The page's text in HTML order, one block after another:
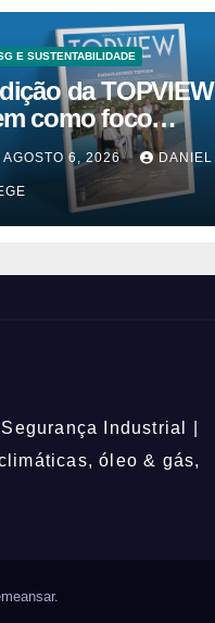
E SUSTENTABILIDADE
da TOPVIEW
como foco
educação e
AGOSTO 6, 2026 DANIEL
Industrial |
óleo & gás,
.